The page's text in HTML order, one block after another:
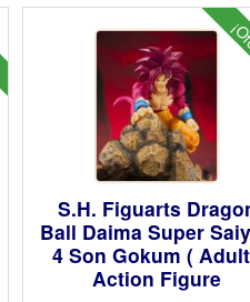
S.H. Figuarts
Ball Daima Super
4 Son Gokum (
Action Figure